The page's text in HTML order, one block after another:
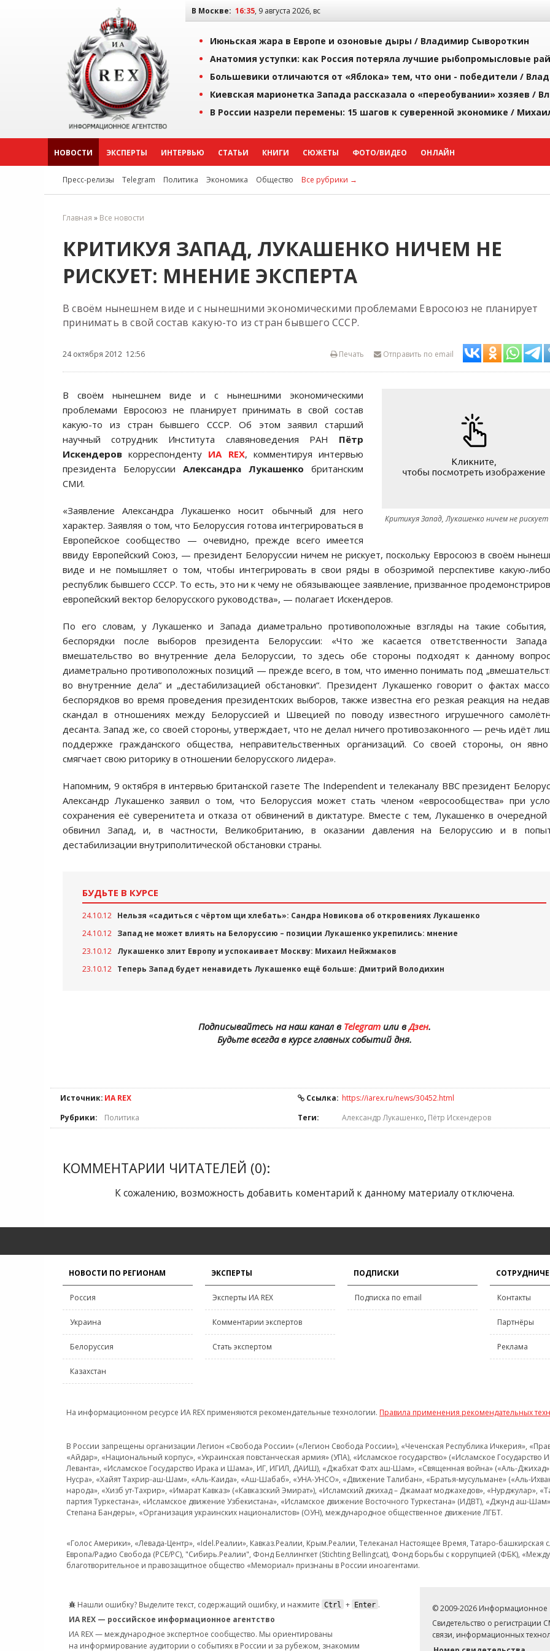
В Москве: 16:35, 9 августа 2026, вс
Июньская жара в Европе и озоновые дыры / Владимир Сывороткин
Анатомия уступки: как Россия потеряла лучшие рыбопромысловые
Большевики отличаются от «Яблока» тем, что они - победители /
Киевская марионетка Запада рассказала о «переобувании» хозяев /
В России назрели перемены: 15 шагов к суверенной экономике /
НОВОСТИ ЭКСПЕРТЫ ИНТЕРВЬЮ СТАТЬИ КНИГИ СЮЖЕТЫ ФОТО/ВИДЕО ОНЛАЙН
Пресс-релизы Telegram Политика Экономика Общество Все рубрики →
Главная » Все новости
КРИТИКУЯ ЗАПАД, ЛУКАШЕНКО НИЧЕМ НЕ
РИСКУЕТ: МНЕНИЕ ЭКСПЕРТА
В своём нынешнем виде и с нынешними экономическими проблемами Евросоюз не планирует
принимать в свой состав какую-то из стран бывшего СССР.
24 октября 2012 12:56 Отправить по email
Печать
Критикуя Запад, Лукашенко ничем не рискует
В своём нынешнем виде и с нынешними экономическими
проблемами Евросоюз не планирует принимать в свой состав
какую-то из стран бывшего СССР. Об этом заявил старший
научный сотрудник Института славяноведения РАН Пётр
Искендеров корреспонденту ИА REX, комментируя интервью
президента Белоруссии Александра Лукашенко британским
СМИ.
«Заявление Александра Лукашенко носит обычный для него
характер. Заявляя о том, что Белоруссия готова интегрироваться в
Европейское сообщество — очевидно, прежде всего имеется
ввиду Европейский Союз, — президент Белоруссии ничем не рискует, поскольку Евросоюз в своём
виде и не помышляет о том, чтобы интегрировать в свои ряды в обозримой перспективе какую-
республик бывшего СССР. То есть, это ни к чему не обязывающее заявление, призванное
европейский вектор белорусского руководства», — полагает Искендеров.
По его словам, у Лукашенко и Запада диаметрально противоположные взгляды на такие события,
беспорядки после выборов президента Белоруссии: «Что же касается ответственности
вмешательство во внутренние дела Белоруссии, то здесь обе стороны подходят к данному
диаметрально противоположных позиций — прежде всего, в том, что именно понимать под
во внутренние дела“ и „дестабилизацией обстановки“. Президент Лукашенко говорит о фактах
беспорядков во время проведения президентских выборов, также известна его резкая реакция на
скандал в отношениях между Белоруссией и Швецией по поводу известного игрушечного
десанта. Запад же, со своей стороны, утверждает, что не делал ничего противозаконного — речь идёт
поддержке гражданского общества, неправительственных организаций. Со своей стороны, он
смягчает свою риторику в отношении белорусского лидера».
Напомним, 9 октября в интервью британской газете The Independent и телеканалу BBC президент
Александр Лукашенко заявил о том, что Белоруссия может стать членом «евросообщества» при
сохранения её суверенитета и отказа от обвинений в диктатуре. Вместе с тем, Лукашенко в очередной
обвинил Запад, и, в частности, Великобританию, в оказании давления на Белоруссию и в
дестабилизации внутриполитической обстановки страны.
БУДЬТЕ В КУРСЕ
24.10.12 Нельзя «садиться с чёртом щи хлебать»: Сандра Новикова об откровениях Лукашенко
24.10.12 Запад не может влиять на Белоруссию – позиции Лукашенко укрепились: мнение
23.10.12 Лукашенко злит Европу и успокаивает Москву: Михаил Нейжмаков
23.10.12 Теперь Запад будет ненавидеть Лукашенко ещё больше: Дмитрий Володихин
Подписывайтесь на наш канал в Telegramили вДзен.
Будьте всегда в курсе главных событий дня.
Источник: ИА REX Ссылка: https://iarex.ru/news/30452.html
Рубрики:
Политика Теги: Александр Лукашенко, Пётр Искендеров
КОММЕНТАРИИ ЧИТАТЕЛЕЙ (0):
К сожалению, возможность добавить коментарий к данному материалу отключена.
НОВОСТИ ПО РЕГИОНАМ
Россия
Украина
Белоруссия
Казахстан
ЭКСПЕРТЫ
Эксперты ИА REX
Комментарии экспертов
Стать экспертом
ПОДПИСКИ
Подписка по email Контакты
Партнёры
Реклама
На информационном ресурсе ИА REX применяются рекомендательные технологии. Правила применения рекомендательных
В России запрещены организации Легион «Свобода России» («Легион Свобода России»), «Чеченская Республика Ичкерия»,
«Айдар», «Национальный корпус», «Украинская повстанческая армия» (УПА), «Исламское государство» («Исламское
Леванта», «Исламское Государство Ирака и Шама», ИГ, ИГИЛ, ДАИШ), «Джабхат Фатх аш-Шам», «Священная война» («Аль-Джихад»
Нусра», «Хайят Тахрир-аш-Шам», «Аль-Каида», «Аш-Шабаб», «УНА-УНСО», «Движение Талибан», «Братья-мусульмане» («Аль-
народа», «Хизб ут-Тахрир», «Имарат Кавказ» («Кавказский Эмират»), «Исламский джихад – Джамаат моджахедов», «Нурджулар»,
партия Туркестана», «Исламское движение Узбекистана», «Исламское движение Восточного Туркестана» (ИДВТ), «Джунд аш-
Степана Бандеры», «Организация украинских националистов» (ОУН), международное общественное движение ЛГБТ.
«Голос Америки», «Левада-Центр», «Idel.Реалии», Кавказ.Реалии, Крым.Реалии, Телеканал Настоящее Время, Татаро-
Европа/Радио Свобода (PCE/PC), "Сибирь.Реалии", Фонд Беллингкет (Stichting Bellingcat), Фонд борьбы с коррупцией (ФБК),
благотворительное и правозащитное общество «Мемориал» признаны в России иноагентами.
Нашли ошибку? Выделите текст, содержащий ошибку, и нажмите Ctrl + Enter .
ИА REX — российское информационное агентство
ИА REX — международное экспертное сообщество. Мы ориентированы
на информирование аудитории о событиях в России и за рубежом, знакомим
© 2009-2026 Информационное
Свидетельство о
связи, информационных